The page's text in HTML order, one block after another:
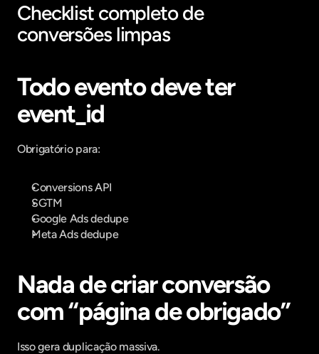
Checklist completo de
conversões limpas
Todo evento deve ter
event_id
Obrigatório para:
Conversions API
SGTM
Google Ads dedupe
Meta Ads dedupe
Nada de criar conversão
com “página de obrigado”
Isso gera duplicação massiva.